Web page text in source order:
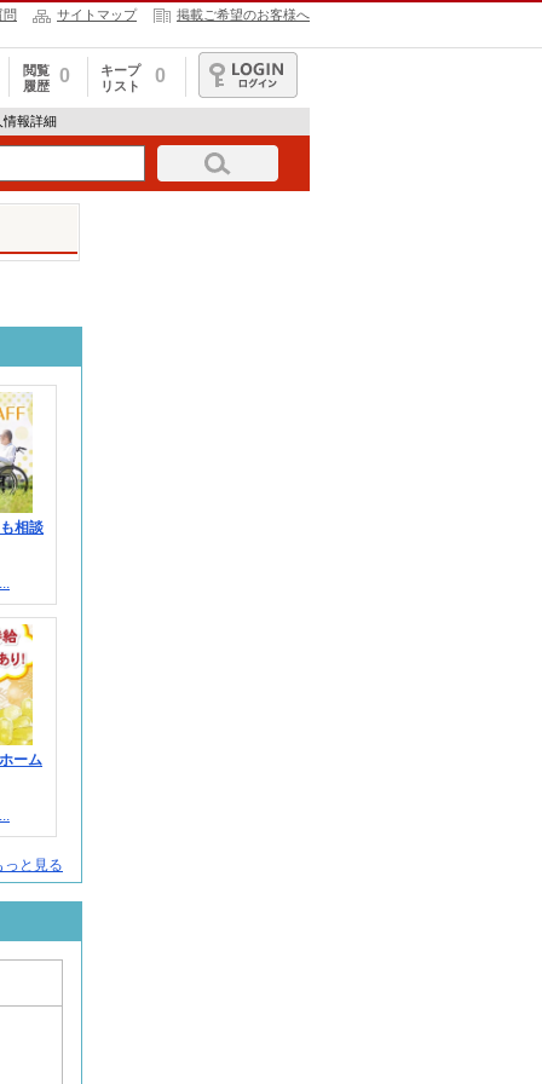
問 サイトマップ 掲載ご希望のお客様へ
閲覧
履歴
0
キープ
リスト
0
ログイン
報詳細
相談
ーム
と見る